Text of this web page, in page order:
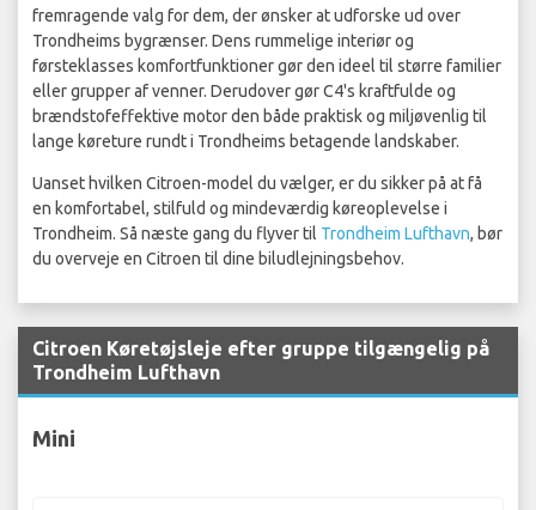
fremragende valg for dem, der ønsker at udforske ud over
Trondheims bygrænser. Dens rummelige interiør og
førsteklasses komfortfunktioner gør den ideel til større familier
eller grupper af venner. Derudover gør C4's kraftfulde og
brændstofeffektive motor den både praktisk og miljøvenlig til
lange køreture rundt i Trondheims betagende landskaber.
Uanset hvilken Citroen-model du vælger, er du sikker på at få
en komfortabel, stilfuld og mindeværdig køreoplevelse i
Trondheim. Så næste gang du flyver til Trondheim Lufthavn, bør
du overveje en Citroen til dine biludlejningsbehov.
Citroen Køretøjsleje efter gruppe tilgængelig på
Trondheim Lufthavn
Mini